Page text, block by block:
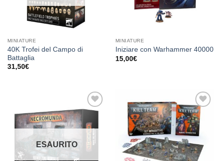
MINIATURE
40K Trofei del Campo di
Battaglia
31,50€
MINIATURE
Iniziare con Warhammer 40000
15,00€
Aggiungi
alla lista
dei
desideri
ESAURITO
Aggiungi
alla lista
dei
desideri